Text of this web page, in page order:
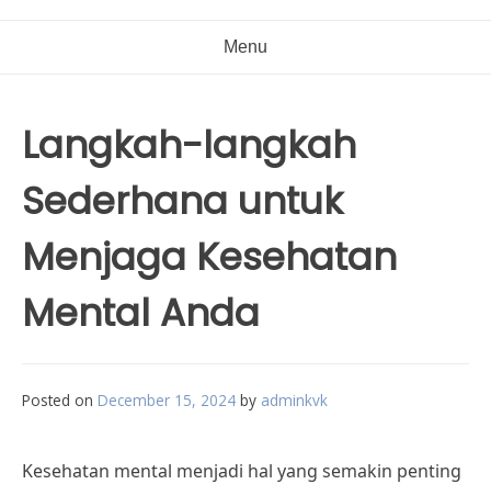
Menu
Langkah-langkah
Sederhana untuk
Menjaga Kesehatan
Mental Anda
Posted on December 15, 2024 by adminkvk
Kesehatan mental menjadi hal yang semakin penting